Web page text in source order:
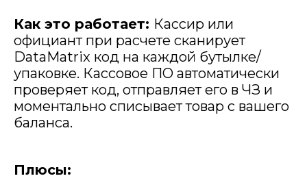
Как это работает: Кассир или
официант при расчете сканирует
DataMatrix код на каждой бутылке/
упаковке. Кассовое ПО автоматически
проверяет код, отправляет его в ЧЗ и
моментально списывает товар с вашего
баланса.
Плюсы: